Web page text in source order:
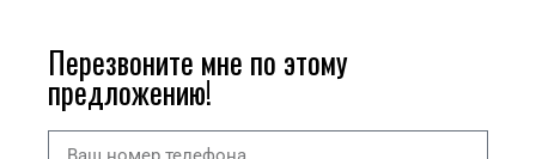
Перезвоните мне по этому
предложению!